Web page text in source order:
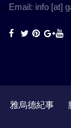
Email: info [at]
雅烏德紀事